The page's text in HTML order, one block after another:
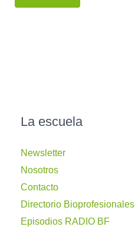
La escuela
Newsletter
Nosotros
Contacto
Directorio Bioprofesionales
Episodios RADIO BF